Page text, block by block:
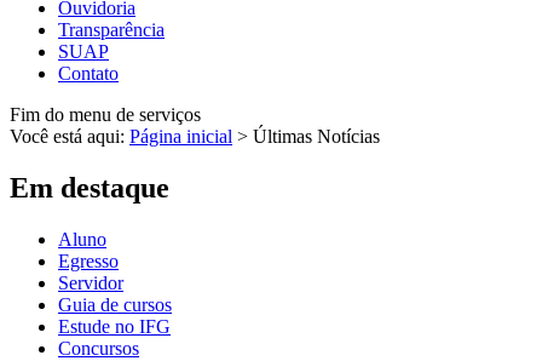
Ouvidoria
Transparência
SUAP
Contato
Fim do menu de serviços
Você está aqui: Página inicial > Últimas Notícias
Em destaque
Aluno
Egresso
Servidor
Guia de cursos
Estude no IFG
Concursos